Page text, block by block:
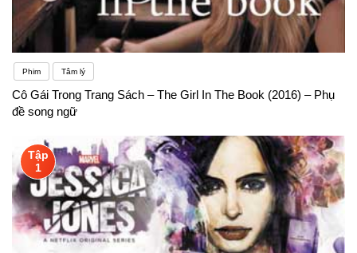
Phim Tâm lý
Cô Gái Trong Trang Sách – The Girl In The Book (2016) – Phụ
đề song ngữ
Tập
1